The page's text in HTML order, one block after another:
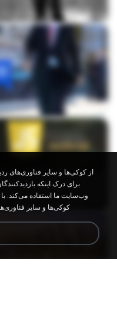
برای درک اینکه
وب‌سایت ما استفاده می‌کند. با
کوکی‌ها و سایر